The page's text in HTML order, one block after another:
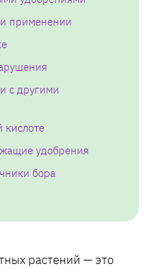
применении
с другими
кислоте
удобрения
бора
растений — это